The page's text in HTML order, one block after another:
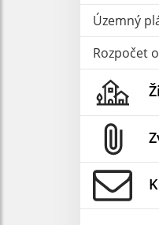
Územný
Rozpočet